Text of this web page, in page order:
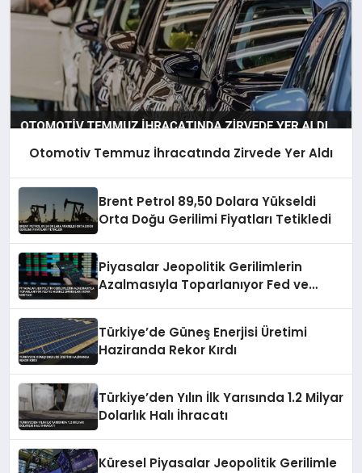
Otomotiv Temmuz İhracatında Zirvede Yer Aldı
Brent Petrol 89,50 Dolara Yükseldi
Orta Doğu Gerilimi Fiyatları Tetikledi
Piyasalar Jeopolitik Gerilimlerin
Azalmasıyla Toparlanıyor Fed ve
Türkiye’de Güneş Enerjisi Üretimi
Haziranda Rekor Kırdı
Türkiye’den Yılın İlk Yarısında 1.2 Milyar
Dolarlık Halı İhracatı
Küresel Piyasalar Jeopolitik Gerilimle